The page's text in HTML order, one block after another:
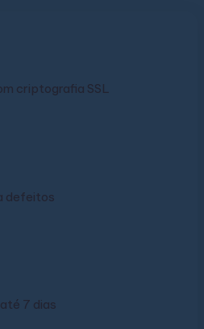
criptografia SSL
defeitos
7 dias